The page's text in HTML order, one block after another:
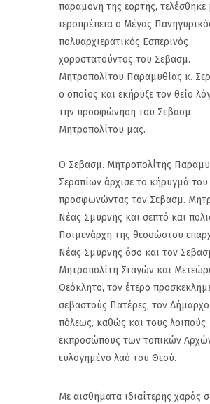
παραμονή της εορτής, τελέσθηκε
ιεροπρέπεια ο Μέγας
πολυαρχιερατικός Εσπερινός
χοροστατούντος του Σεβασμ.
Μητροπολίτου Παραμυθίας κ.
ο οποίος και εκήρυξε τον θείο
την προσφώνηση του Σεβασμ.
Μητροπολίτου μας.
Ο Σεβασμ. Μητροπολίτης
Σεραπίων άρχισε το κήρυγμά του
προσφωνώντας τον Σεβασμ.
Νέας Σμύρνης και σεπτό και
Ποιμενάρχη της θεοσώστου
Νέας Σμύρνης όσο και τον
Μητροπολίτη Σταγών και
Θεόκλητο, τον έτερο
σεβαστούς Πατέρες, τον
πόλεως, καθώς και τους λοιπούς
εκπροσώπους των τοπικών
ευλογημένο λαό του Θεού.
Με αισθήματα ιδιαίτερης χαράς